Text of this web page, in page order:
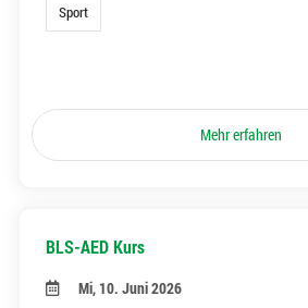
Sport
Mehr erfahren
BLS-AED Kurs
Mi, 10. Juni 2026